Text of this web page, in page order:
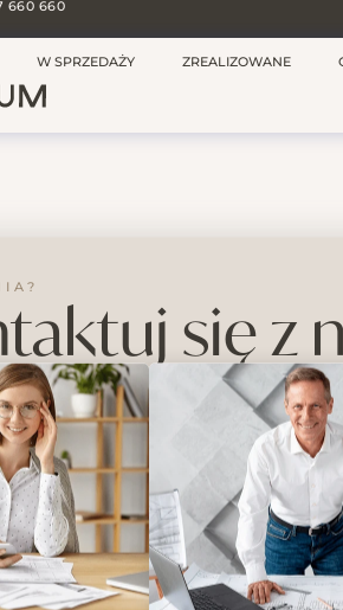
660 660
W SPRZEDAŻY ZREALIZOWANE
się z